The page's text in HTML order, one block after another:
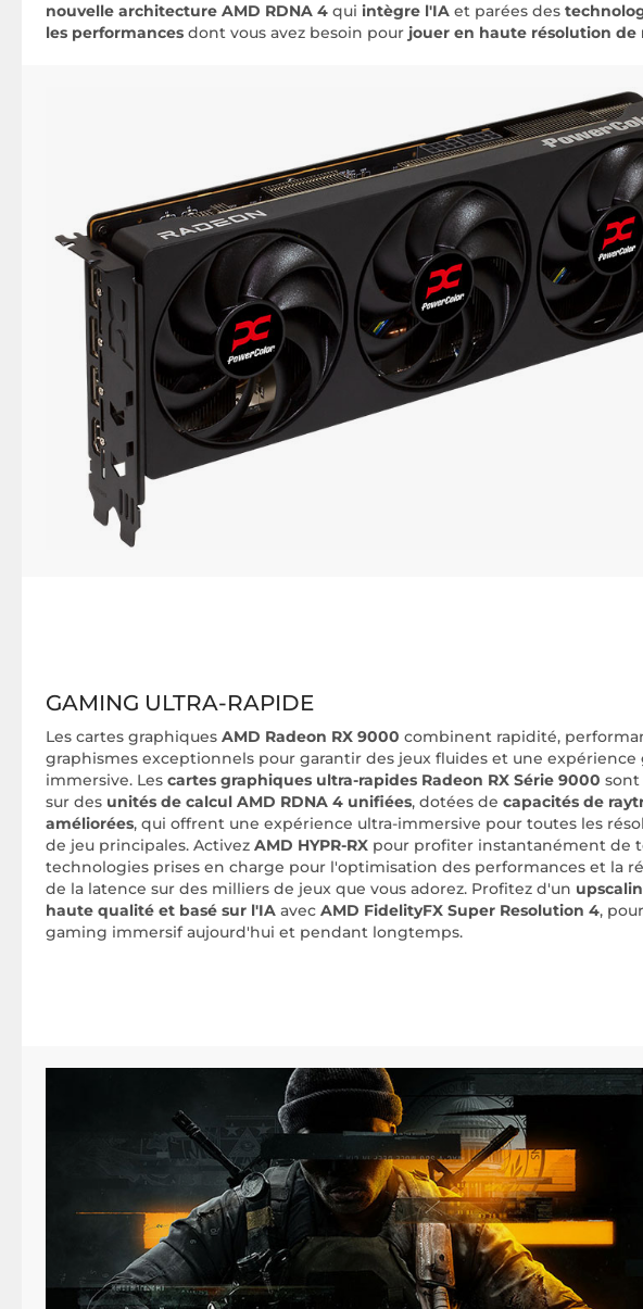
nouvelle architecture AMD RDNA 4 qui intègre l'IA et parées des
les performances dont vous avez besoin pour jouer en haute résolution
GAMING ULTRA-RAPIDE
Les cartes graphiques AMD Radeon RX 9000 combinent rapidité,
graphismes exceptionnels pour garantir des jeux fluides et une expérience
immersive. Les cartes graphiques ultra-rapides Radeon RX Série 9000 sont
sur des unités de calcul AMD RDNA 4 unifiées, dotées de capacités de
améliorées, qui offrent une expérience ultra-immersive pour toutes les
de jeu principales. Activez AMD HYPR-RX pour profiter instantanément de
technologies prises en charge pour l'optimisation des performances et la
de la latence sur des milliers de jeux que vous adorez. Profitez d'un
haute qualité et basé sur l'IA avec AMD FidelityFX Super Resolution 4,
gaming immersif aujourd'hui et pendant longtemps.